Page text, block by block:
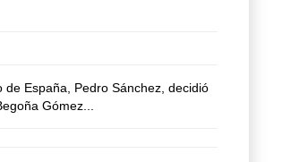
España, Pedro Sánchez, decidió
Gómez...